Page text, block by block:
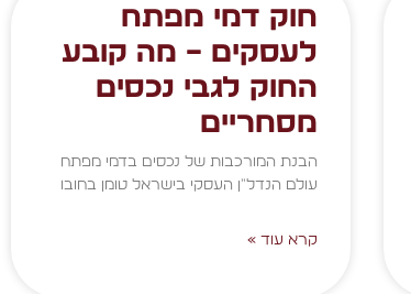
חוק דמי מפתח
לעסקים – מה קובע
החוק לגבי נכסים
מסחריים
הבנת המורכבות של נכסים בדמי מפתח
עולם הנדל"ן העסקי בישראל טומן בחובו
קרא עוד »